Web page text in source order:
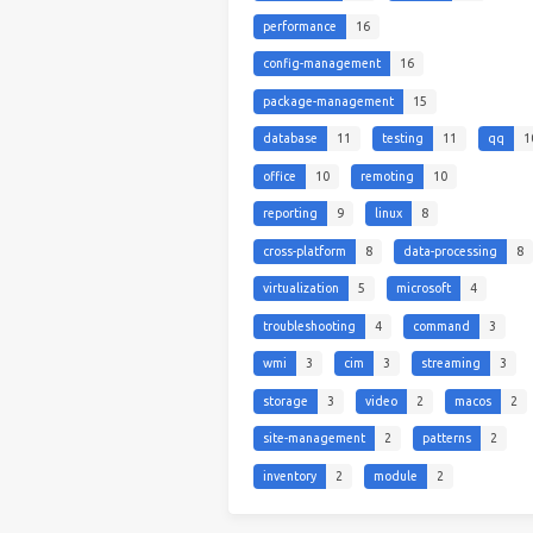
performance 16
config-management 16
package-management 15
database 11 testing 11 qq
office 10 remoting 10
reporting 9 linux 8
cross-platform 8 data-processing 8
virtualization 5 microsoft 4
troubleshooting 4 command 3
wmi 3 cim 3 streaming 3
storage 3 video 2 macos 2
site-management 2 patterns 2
inventory 2 module 2